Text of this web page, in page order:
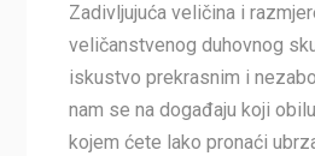
Zadivljujuća veličina i
veličanstvenog duhovnog
iskustvo prekrasnim i
nam se na događaju koji
kojem ćete lako pronaći